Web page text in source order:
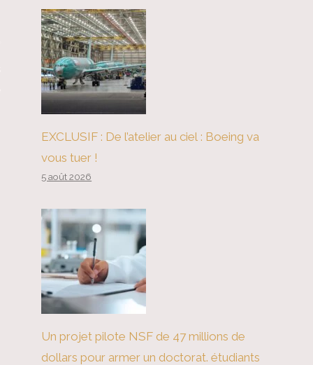
EXCLUSIF : De l’atelier au ciel : Boeing va
vous tuer !
5 août 2026
Un projet pilote NSF de 47 millions de
dollars pour armer un doctorat. étudiants